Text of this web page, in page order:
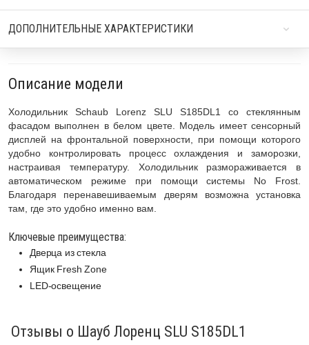
ДОПОЛНИТЕЛЬНЫЕ ХАРАКТЕРИСТИКИ
Описание модели
Холодильник Schaub Lorenz SLU S185DL1 со стеклянным
фасадом выполнен в белом цвете. Модель имеет сенсорный
дисплей на фронтальной поверхности, при помощи которого
удобно контролировать процесс охлаждения и заморозки,
настраивая температуру. Холодильник размораживается в
автоматическом режиме при помощи системы No Frost.
Благодаря перенавешиваемым дверям возможна установка
там, где это удобно именно вам.
Ключевые преимущества:
Дверца из стекла
Ящик Fresh Zone
LED-освещение
Отзывы о Шауб Лоренц SLU S185DL1